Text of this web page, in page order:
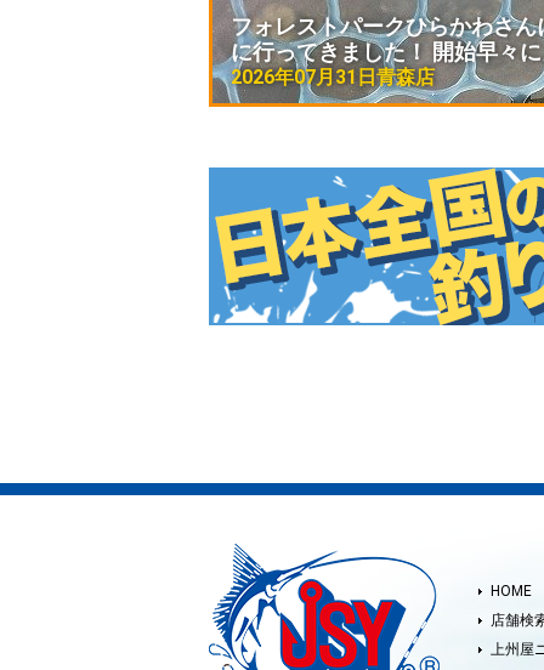
フォレストパークひらかわさん
に行ってきました！ 開始早々
2026年07月31日青森店
HOME
店舗検
上州屋